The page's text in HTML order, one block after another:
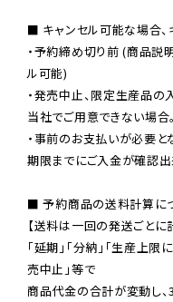
■ キャンセル可能な場合
・予約締め切り前 (商品説
ル可能)
・発売中止、限定生産品
当社でご用意できない場合。
・事前のお支払いが必要
期限までにご入金が確認出
■ 予約商品の送料計算に
【送料は一回の発送ごとに
「延期」「分納」「生産上限
売中止」等で
商品代金の合計が変動し